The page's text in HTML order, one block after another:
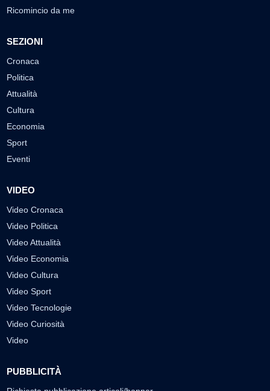
Ricomincio da me
SEZIONI
Cronaca
Politica
Attualità
Cultura
Economia
Sport
Eventi
VIDEO
Video Cronaca
Video Politica
Video Attualità
Video Economia
Video Cultura
Video Sport
Video Tecnologie
Video Curiosità
Video
PUBBLICITÀ